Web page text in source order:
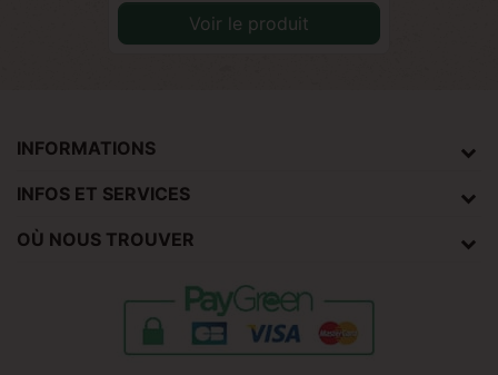
Voir le produit
INFORMATIONS
INFOS ET SERVICES
OÙ NOUS TROUVER